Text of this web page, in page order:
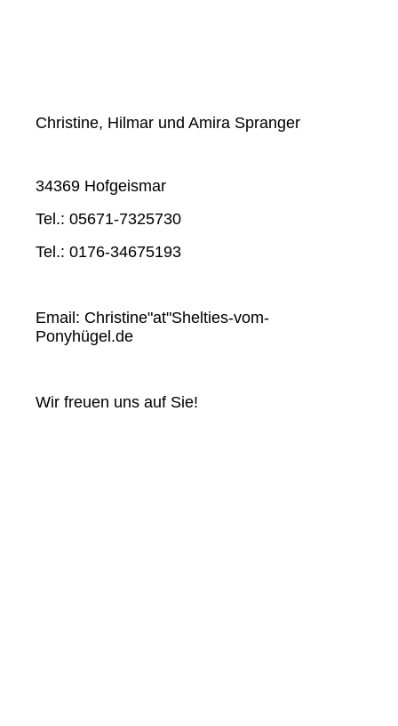
Christine, Hilmar und Amira Spranger
34369 Hofgeismar
Tel.: 05671-7325730
Tel.: 0176-34675193
Email: Christine"at"Shelties-vom-
Ponyhügel.de
Wir freuen uns auf Sie!